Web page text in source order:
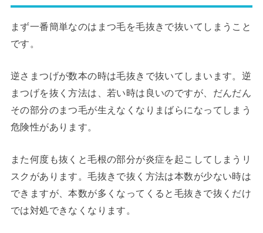
まず一番簡単なのはまつ毛を毛抜きで抜いてしまうこと
です。
逆さまつげが数本の時は毛抜きで抜いてしまいます。逆
まつげを抜く方法は、若い時は良いのですが、だんだん
その部分のまつ毛が生えなくなりまばらになってしまう
危険性があります。
また何度も抜くと毛根の部分が炎症を起こしてしまうリ
スクがあります。毛抜きで抜く方法は本数が少ない時は
できますが、本数が多くなってくると毛抜きで抜くだけ
では対処できなくなります。